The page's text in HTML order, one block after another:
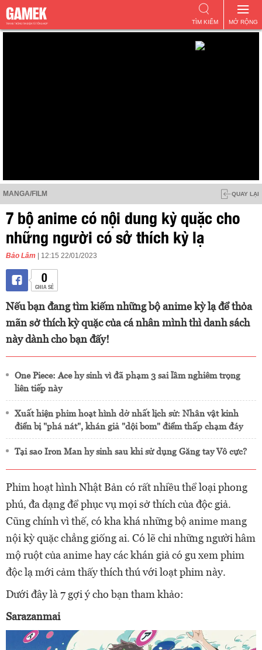
MỞ RỘNG
TÌM KIẾM
MANGA/FILM QUAY LẠI
7 bộ anime có nội dung kỳ quặc cho
những người có sở thích kỳ lạ
Bảo Lâm | 12:15 22/01/2023
0
CHIA SẺ
Nếu bạn đang tìm kiếm những bộ anime kỳ lạ để thỏa
mãn sở thích kỳ quặc của cá nhân mình thì danh sách
này dành cho bạn đấy!
One Piece: Ace hy sinh vì đã phạm 3 sai lầm nghiêm trọng
liên tiếp này
Xuất hiện phim hoạt hình dở nhất lịch sử: Nhân vật kinh
điển bị "phá nát", khán giả "dội bom" điểm thấp chạm đáy
Tại sao Iron Man hy sinh sau khi sử dụng Găng tay Vô cực?
Phim hoạt hình Nhật Bản có rất nhiều thể loại phong
phú, đa dạng để phục vụ mọi sở thích của độc giả.
Cũng chính vì thế, có kha khá những bộ anime mang
nội kỳ quặc chẳng giống ai. Có lẽ chỉ những người hâm
mộ ruột của anime hay các khán giả có gu xem phim
độc lạ mới cảm thấy thích thú với loạt phim này.
Dưới đây là 7 gợi ý cho bạn tham khảo:
Sarazanmai